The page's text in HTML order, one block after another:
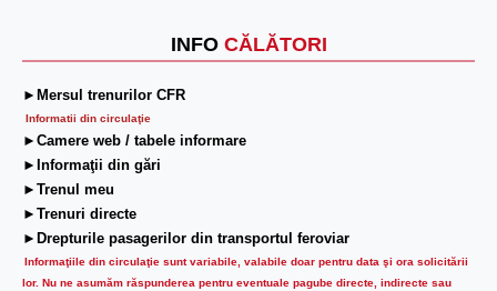
INFO CĂLĂTORI
►Mersul trenurilor CFR
Informatii din circulaţie
►Camere web / tabele informare
►Informaţii din gări
►Trenul meu
►Trenuri directe
►Drepturile pasagerilor din transportul feroviar
Informaţiile din circulaţie sunt variabile, valabile doar pentru data şi ora solicitării
lor. Nu ne asumăm răspunderea pentru eventuale pagube directe, indirecte sau